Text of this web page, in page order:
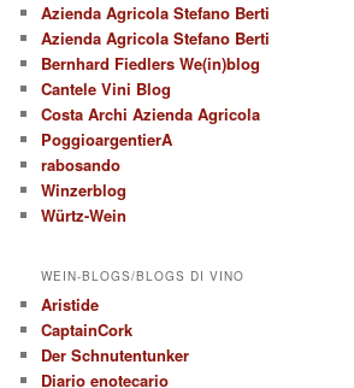
Azienda Agricola Stefano Berti
Azienda Agricola Stefano Berti
Bernhard Fiedlers We(in)blog
Cantele Vini Blog
Costa Archi Azienda Agricola
PoggioargentierA
rabosando
Winzerblog
Würtz-Wein
WEIN-BLOGS/BLOGS DI VINO
Aristide
CaptainCork
Der Schnutentunker
Diario enotecario